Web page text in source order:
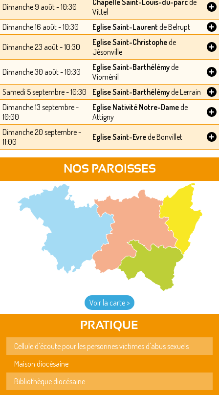
Dimanche 9 août - 10:30
Vittel
+
Dimanche 16 août - 10:30 Eglise Saint-Laurent de Belrupt +
Dimanche 23 août - 10:30 Eglise Saint-Christophede
Jésonville
+
Dimanche 30 août - 10:30 Eglise Saint-Barthélémyde
Vioménil
+
Samedi 5 septembre - 10:30 Eglise Saint-Barthélémyde Lerrain +
Dimanche 13 septembre -
10:00
Eglise Nativité Notre-Damede
Attigny
+
Dimanche 20 septembre -
11:00
Eglise Saint-Evrede Bonvillet +
NOS PAROISSES
Voir la carte >
PRATIQUE
Cellule d'écoute pour les personnes victimes d'abus sexuels
Maison diocésaine
Bibliothèque diocésaine